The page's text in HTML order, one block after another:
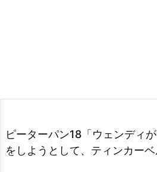
ピーターパン18「ウェンディ
をしようとして、ティンカーベ